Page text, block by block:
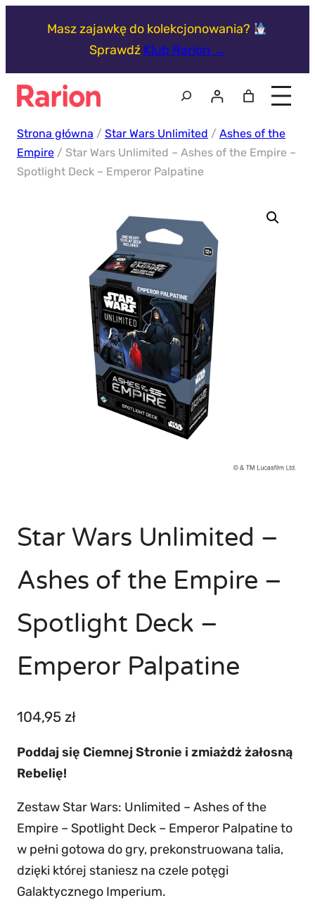
Masz zajawkę do kolekcjonowania?
Sprawdź Klub Rarion →
Szukaj
Strona główna / Star Wars Unlimited / Ashes of the
Empire / Star Wars Unlimited – Ashes of the Empire –
Spotlight Deck – Emperor Palpatine
Star Wars Unlimited –
Ashes of the Empire –
Spotlight Deck –
Emperor Palpatine
104,95 zł
Poddaj się Ciemnej Stronie i zmiażdż żałosną
Rebelię!
Zestaw Star Wars: Unlimited – Ashes of the
Empire – Spotlight Deck – Emperor Palpatine to
w pełni gotowa do gry, prekonstruowana talia,
dzięki której staniesz na czele potęgi
Galaktycznego Imperium.